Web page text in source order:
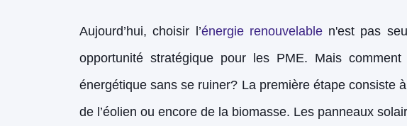
Aujourd’hui, choisir l’énergie renouvelablen'est pas
opportunité stratégique pour les PME. Mais
énergétique sans se ruiner? La première étape consiste
de l’éolien ou encore de la biomasse. Les panneaux